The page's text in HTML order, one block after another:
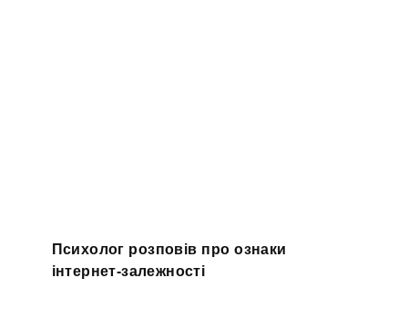
Психолог розповів про ознаки
інтернет-залежності